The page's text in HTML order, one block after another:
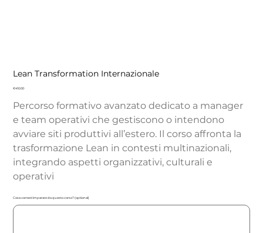
Lean Transformation Internazionale
Price
€410.00
Percorso formativo avanzato dedicato a manager
e team operativi che gestiscono o intendono
avviare siti produttivi all’estero. Il corso affronta la
trasformazione Lean in contesti multinazionali,
integrando aspetti organizzativi, culturali e
operativi
Cosa vorresti imparare da questo corso? (optional)
to